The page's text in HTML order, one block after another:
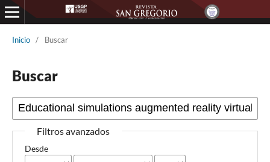
Inicio / Buscar
Buscar
Filtros avanzados
Desde